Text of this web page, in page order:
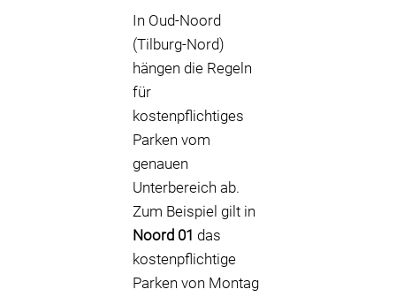
In Oud-Noord
(Tilburg-Nord)
hängen die Regeln
für
kostenpflichtiges
Parken vom
genauen
Unterbereich ab.
Zum Beispiel gilt in
Noord 01 das
kostenpflichtige
Parken von Montag